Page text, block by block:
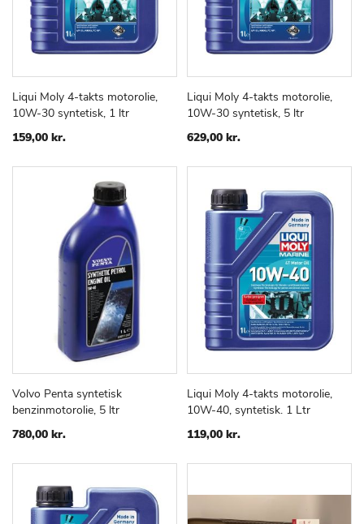
Læg i kurv
TILFØJ
TIL
SAMMENLIGN
Liqui Moly 4-takts motorolie,
10W-30 syntetisk, 1 ltr
159,00 kr.
Læg i kurv
TILFØJ
TIL
Liqui Moly 4-takts motorolie,
10W-30 syntetisk, 5 ltr
629,00 kr.
Læg i kurv
TILFØJSAMMENLIGN
Volvo Penta syntetisk
benzinmotorolie, 5 ltr
780,00 kr.
Læg i kurv
TILFØJ
TIL
Liqui Moly 4-takts motorolie,
10W-40, syntetisk. 1 Ltr
119,00 kr.